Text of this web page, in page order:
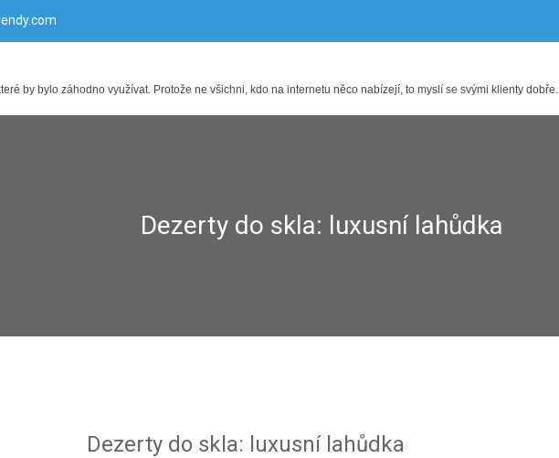
by bylo záhodno využívat. Protože ne všichni, kdo na internetu něco nabízejí, to myslí se svými klienty dobře.
Dezerty do skla: luxusní lahůdka
Dezerty do skla: luxusní lahůdka